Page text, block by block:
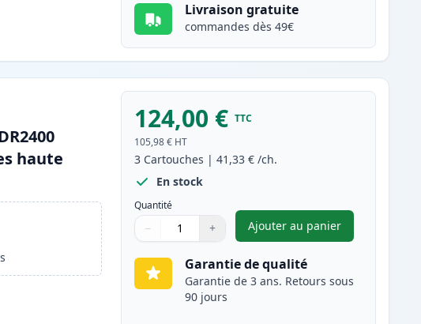
Livraison gratuite
commandes dès 49€
haute
124,00 € TTC
105,98 € HT
3 Cartouches |41,33 € /ch.
En stock
Quantité
Quantité
Utilisez les boutons pour ajuster
− +
Quantité
Ajouter au panier
,Pack de 3 Brother
Garantie de qualité
Garantie de 3 ans. Retours sous
90 jours